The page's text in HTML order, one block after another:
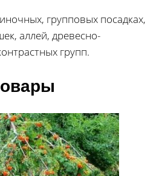
групповых посадках,
аллей, древесно-
групп.